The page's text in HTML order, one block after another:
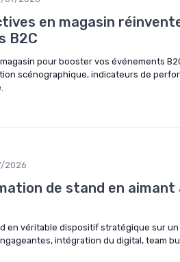
en magasin
B2C
pour booster vos événements
scénographique, indicateurs de
2026
de stand en aimant
en véritable dispositif stratégique sur un
intégration du digital, team